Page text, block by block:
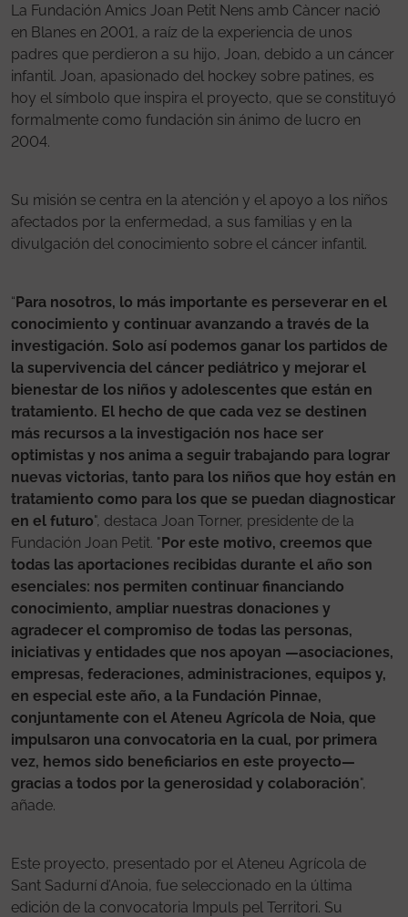
La Fundación Amics Joan Petit Nens amb Càncer nació
en Blanes en 2001, a raíz de la experiencia de unos
padres que perdieron a su hijo, Joan, debido a un cáncer
infantil. Joan, apasionado del hockey sobre patines, es
hoy el símbolo que inspira el proyecto, que se constituyó
formalmente como fundación sin ánimo de lucro en
2004.
Su misión se centra en la atención y el apoyo a los niños
afectados por la enfermedad, a sus familias y en la
divulgación del conocimiento sobre el cáncer infantil.
“Para nosotros, lo más importante es perseverar en el
conocimiento y continuar avanzando a través de la
investigación. Solo así podemos ganar los partidos de
la supervivencia del cáncer pediátrico y mejorar el
bienestar de los niños y adolescentes que están en
tratamiento. El hecho de que cada vez se destinen
más recursos a la investigación nos hace ser
optimistas y nos anima a seguir trabajando para lograr
nuevas victorias, tanto para los niños que hoy están en
tratamiento como para los que se puedan diagnosticar
en el futuro", destaca Joan Torner, presidente de la
Fundación Joan Petit. "Por este motivo, creemos que
todas las aportaciones recibidas durante el año son
esenciales: nos permiten continuar financiando
conocimiento, ampliar nuestras donaciones y
agradecer el compromiso de todas las personas,
iniciativas y entidades que nos apoyan —asociaciones,
empresas, federaciones, administraciones, equipos y,
en especial este año, a la Fundación Pinnae,
conjuntamente con el Ateneu Agrícola de Noia, que
impulsaron una convocatoria en la cual, por primera
vez, hemos sido beneficiarios en este proyecto—
gracias a todos por la generosidad y colaboración",
añade.
Este proyecto, presentado por el Ateneu Agrícola de
Sant Sadurní d’Anoia, fue seleccionado en la última
edición de la convocatoria Impuls pel Territori. Su